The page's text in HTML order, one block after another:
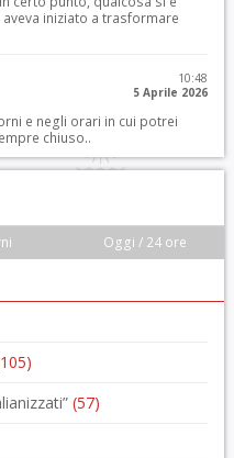
iniziato a trasformare
10:48
5 Aprile 2026
e negli orari in cui potrei
chiuso..
Oggi / 24 ore
(57)